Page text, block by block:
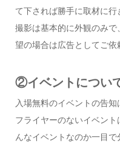
て下されば勝手に取材に行
撮影は基本的に外観のみ
望の場合は広告としてご依
②イベントについ
入場無料のイベントの告知
フライヤーのないイベン
んなイベントなのか一目で